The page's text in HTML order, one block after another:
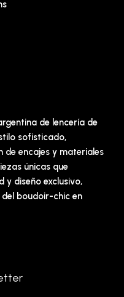
de lencería de
sofisticado,
de encajes y materiales
únicas que
y diseño exclusivo,
boudoir-chic en